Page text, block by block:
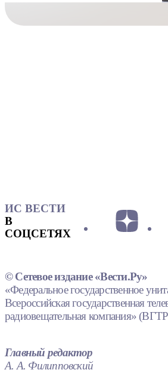
ИС ВЕСТИ
В
СОЦСЕТЯХ
© Сетевое издание «Вести.Ру»
«Федеральное государственное
Всероссийская государственная
радиовещательная компания»
Главный редактор
А. А. Филипповский